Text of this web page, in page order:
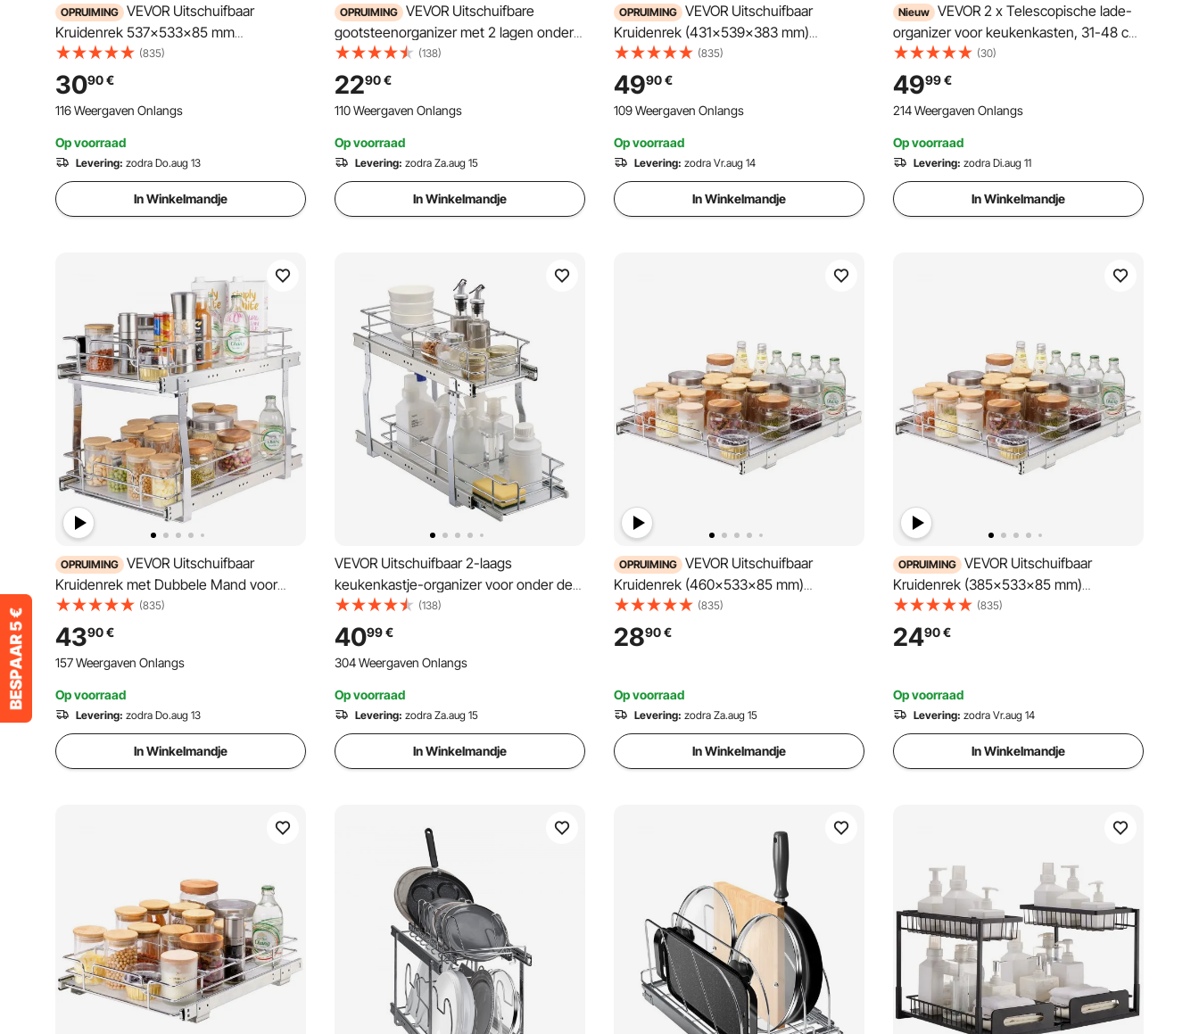
OPRUIMING VEVOR Uitschuifbaar
Kruidenrek 537x533x85 mm
Keukenkastje met Schuiflade Kruidenrek
Keukenkastje Organizer Onderkastplank
567x563x185 mm
(Installatieafmetingen)
(835)
3090€
116 Weergaven Onlangs
Op voorraad
Levering: zodra Do.aug 13
In Winkelmandje
OPRUIMING VEVOR Uitschuifbare
gootsteenorganizer met 2 lagen onder
de gootsteen (27x36 cm) Kruidenrek
Keukenplank Opbergrek Organiser voor
keuken Badkamer 317x394x330 mm
(Installatiemaat)
(138)
2290€
110 Weergaven Onlangs
Op voorraad
Levering: zodra Za.aug 15
In Winkelmandje
OPRUIMING VEVOR Uitschuifbaar
Kruidenrek (431x539x383 mm)
Keukenkastje met Schuiflade Kruidenrek
Keukenkastje Organizer Onderkastplank
461x569x483 mm
(Installatieafmetingen)
(835)
4990€
109 Weergaven Onlangs
Op voorraad
Levering: zodra Vr.aug 14
In Winkelmandje
Nieuw VEVOR 2 x Telescopische lade-
organizer voor keukenkasten, 31-48 cm,
52 cm diepe uittrekbare lades voor
kasten, uitschuifbare lades voor
keukenkasten met nano-plakstrips, wit
(30)
4999€
214 Weergaven Onlangs
Op voorraad
Levering: zodra Di.aug 11
In Winkelmandje
OPRUIMING VEVOR Uitschuifbaar
Kruidenrek met Dubbele Mand voor
Keukenkastje, Schuiflade Kruidenrek,
Keukenkast Organizer, Onderkastplank
385x569x483 mm
(Installatieafmetingen)
(835)
4390€
157 Weergaven Onlangs
Op voorraad
Levering: zodra Do.aug 13
In Winkelmandje
VEVOR Uitschuifbaar 2-laags
keukenkastje-organizer voor onder de
gootsteen (215x533x385 mm)
Kruidenrek Keukenplank Opbergrek
Organizer voor Keuken Badkamer
245x563x485 mm
(Installatieafmetingen)
(138)
4099€
304 Weergaven Onlangs
Op voorraad
Levering: zodra Za.aug 15
In Winkelmandje
OPRUIMING VEVOR Uitschuifbaar
Kruidenrek (460x533x85 mm)
Keukenkastje met Schuiflade Kruidenrek
Keukenkastje Organizer Onderkastplank
490x563x185 mm
(835)
2890€
Op voorraad
Levering: zodra Za.aug 15
In Winkelmandje
OPRUIMING VEVOR Uitschuifbaar
Kruidenrek (385x533x85 mm)
Keukenkastje met Schuiflade Kruidenrek
Keukenkastje Organizer Onderkastplank
415x563x185 mm
(835)
2490€
Op voorraad
Levering: zodra Vr.aug 14
In Winkelmandje